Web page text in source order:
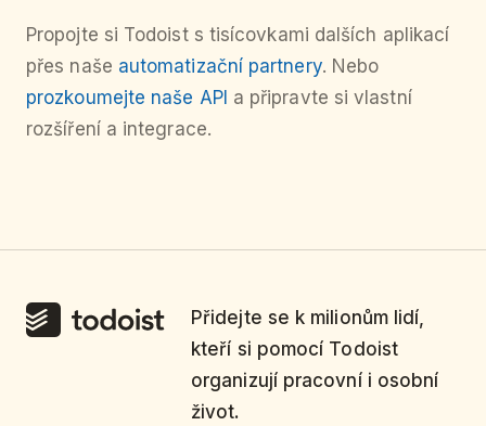
Propojte si Todoist s tisícovkami dalších aplikací
přes naše automatizační partnery. Nebo
prozkoumejte naše API a připravte si vlastní
rozšíření a integrace.
Přidejte se k milionům lidí,
kteří si pomocí Todoist
organizují pracovní i osobní
život.